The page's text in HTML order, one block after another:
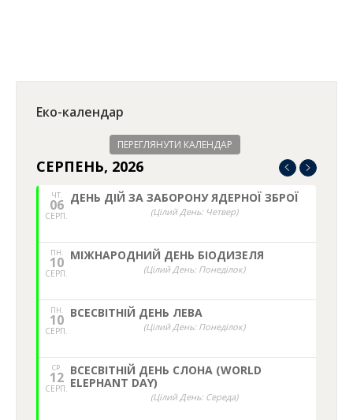
Еко-календар
ПЕРЕГЛЯНУТИ КАЛЕНДАР
СЕРПЕНЬ, 2026
ЧТ.
06
СЕРП.
ДЕНЬ ДІЙ ЗА ЗАБОРОНУ ЯДЕРНОЇ ЗБРОЇ
(Цілий День: Четвер)
ПН.
10
СЕРП.
МІЖНАРОДНИЙ ДЕНЬ БІОДИЗЕЛЯ
(Цілий День: Понеділок)
ПН.
10
СЕРП.
ВСЕСВІТНІЙ ДЕНЬ ЛЕВА
(Цілий День: Понеділок)
СР.
12
СЕРП.
ВСЕСВІТНІЙ ДЕНЬ СЛОНА (WORLD
ELEPHANT DAY)
(Цілий День: Середа)